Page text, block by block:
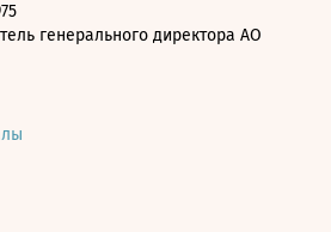
генерального директора АО